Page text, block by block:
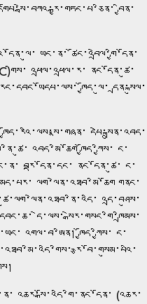
བྱིན་
ཡང་ན་ ཚོང་འབྲེལ་གྱི་དོན་
འཕྲལ་འཕྲལ་ར་ ནང་དོན་ཚུ་
ཁྱོད་ལུ་ དྲན་སྐུལ་
དཔེ་སྐྲུན་འབད་
འབད་མི་ཆོག ཁྱོད་ཀྱིས་ ང་
བརྡ་དོན་དང་ ནང་དོན་ཚུ་ ང་
ལག་ལེན་འཐབ་མི་ཆོག གནང་
འདྲ་བཤུས་
དེ་ལས་ སྒེར་གསང་གི་ཁྲིམས་
འགལ་བ་ཨིན། ཁྱོད་ཀྱིས་ ང་
རྩ་བོ་གསུམ་པའི་
འཆར་སྒོ་འདི་གི་ནང་དོན་ (འཆར་